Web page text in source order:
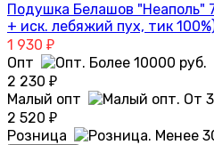
Подушка Белашов "Неаполь"
+ иск. лебяжий пух, тик
1 930 ₽
Опт
2 230 ₽
Малый опт
2 520 ₽
Розница